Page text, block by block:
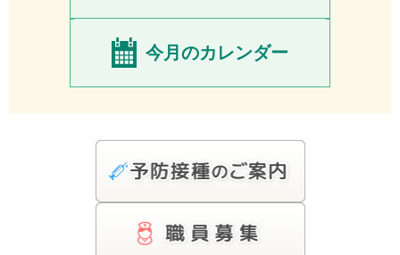
今月のカレンダー